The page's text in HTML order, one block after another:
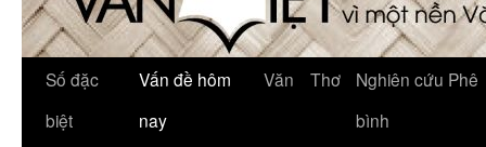
Số đặc
biệt
Vấn đề hôm
nay
Văn Thơ
Nghiên cứu Phê
bình